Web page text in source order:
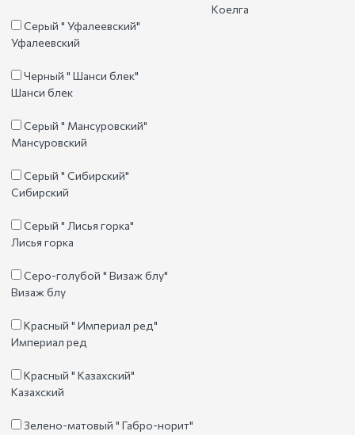
Коелга
Серый " Уфалеевский"
Уфалеевский
Черный " Шанси блек"
Шанси блек
Серый " Мансуровский"
Мансуровский
Серый " Сибирский"
Сибирский
Серый " Лисья горка"
Лисья горка
Серо-голубой " Визаж блу"
Визаж блу
Красный " Империал ред"
Империал ред
Красный " Казахский"
Казахский
Зелено-матовый " Габро-норит"